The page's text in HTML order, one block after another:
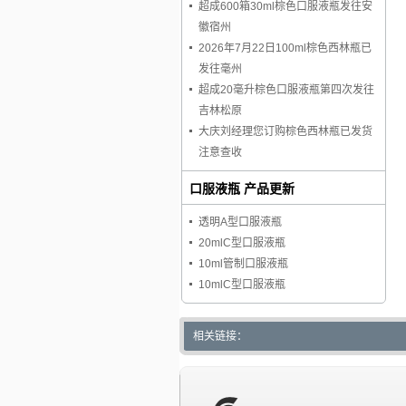
超成600箱30ml棕色口服液瓶发往安
徽宿州
2026年7月22日100ml棕色西林瓶已
发往毫州
超成20毫升棕色口服液瓶第四次发往
吉林松原
大庆刘经理您订购棕色西林瓶已发货
注意查收
口服液瓶 产品更新
透明A型口服液瓶
20mlC型口服液瓶
10ml管制口服液瓶
10mlC型口服液瓶
相关链接：